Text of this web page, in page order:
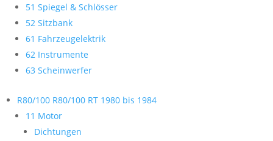
51 Spiegel & Schlösser
52 Sitzbank
61 Fahrzeugelektrik
62 Instrumente
63 Scheinwerfer
R80/100 R80/100 RT 1980 bis 1984
11 Motor
Dichtungen